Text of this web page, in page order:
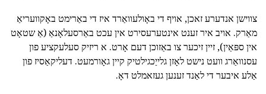
צווישן אנדערע זאכן, אויף די באָולעוואַרד איז די באַרימט באָקוועריאַ
מאַרק. אויב איר זענט אינטערעסירט אין עכט באַרסעלאָנאַ (אַ שטאָט
אין ספּאַין), זיין זיכער צו באַזוכן דעם אָרט. א ריזיק סעלעקציע פון
עסנוואַרג וועט נישט לאָזן גלייַכגילטיק קיין גאָורמעט. דעליקאַסיז פון
אַלע איבער די לאַנד זענען געזאמלט דאָ.